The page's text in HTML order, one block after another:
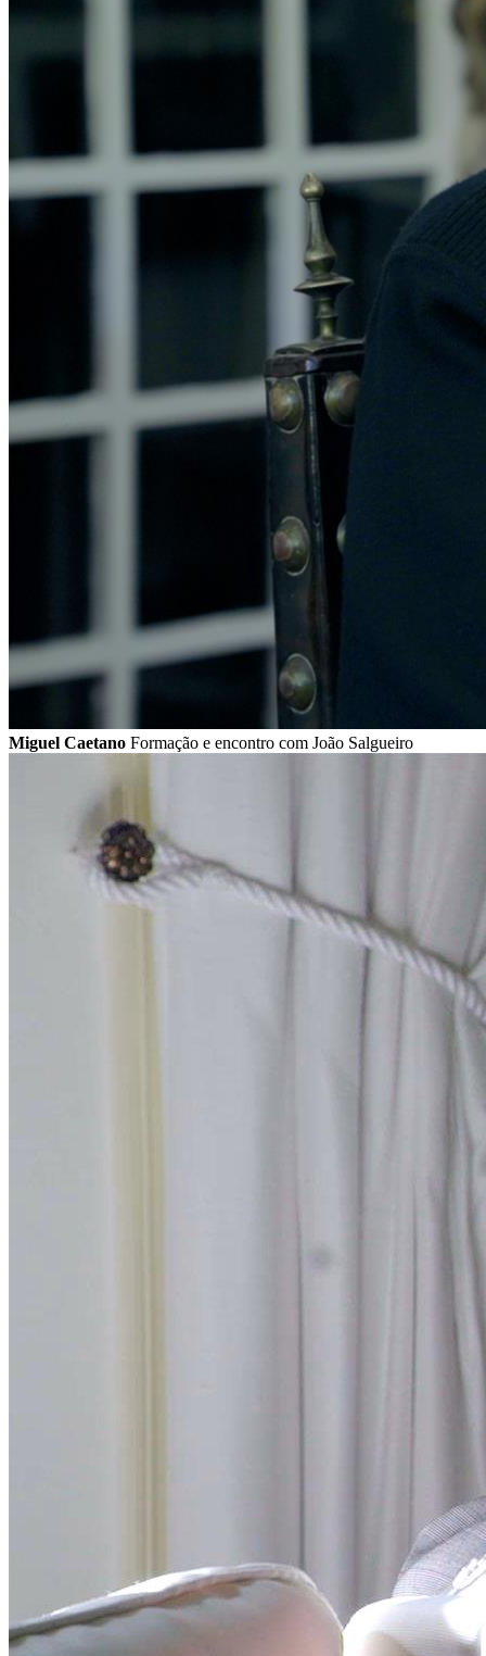
Miguel Caetano Formação e encontro com João Salgueiro